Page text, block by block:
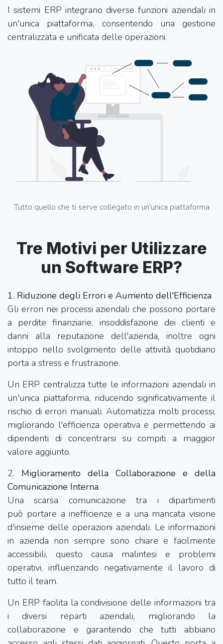
I sistemi ERP integrano diverse funzioni aziendali in
un'unica piattaforma, consentendo una gestione
centralizzata e unificata delle operazioni.
Tutto quello che ti serve collegato in un'unica piattaforma
Tre Motivi per Utilizzare
un Software ERP?
1. Riduzione degli Errori e Aumento dell'Efficienza
Gli errori nei processi aziendali che possono portare
a perdite finanziarie, insoddisfazione dei clienti e
danni alla reputazione dell'azienda, inoltre ogni
intoppo nello svolgimento delle attività quotidiano
porta a stress e frustrazione.
Un ERP centralizza tutte le informazioni aziendali in
un'unica piattaforma, riducendo significativamente il
rischio di errori manuali. Automatizza molti processi,
migliorando l'efficienza operativa e permettendo ai
dipendenti di concentrarsi su compiti a maggior
valore aggiunto.
2. Miglioramento della Collaborazione e della
Comunicazione Interna
Una scarsa comunicazione tra i dipartimenti
può portare a inefficienze e a una mancata visione
d'insieme delle operazioni aziendali. Le informazioni
in azienda non sempre sono chiare e facilmente
accessibili, questo causa malintesi e problemi
operativi, influenzando negativamente il lavoro di
tutto il team.
Un ERP facilita la condivisione delle informazioni tra
i diversi reparti aziendali, migliorando la
collaborazione e garantendo che tutti abbiano